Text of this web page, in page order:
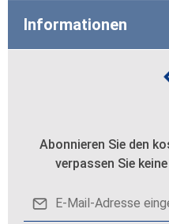
Informationen
Abonnieren Sie den
verpassen Sie